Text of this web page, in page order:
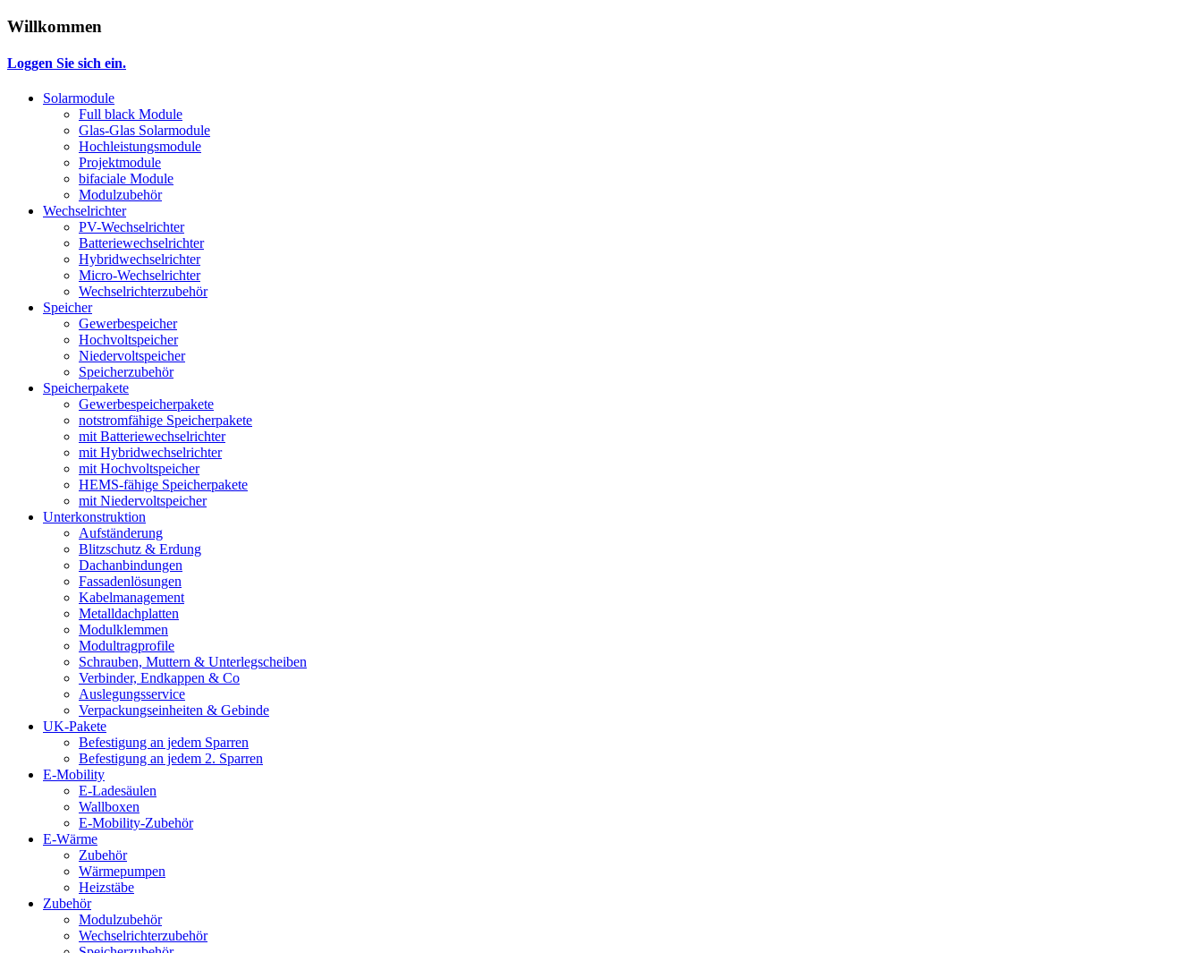
Willkommen
Loggen Sie sich ein.
Solarmodule
Full black Module
Glas-Glas Solarmodule
Hochleistungsmodule
Projektmodule
bifaciale Module
Modulzubehör
Wechselrichter
PV-Wechselrichter
Batteriewechselrichter
Hybridwechselrichter
Micro-Wechselrichter
Wechselrichterzubehör
Speicher
Gewerbespeicher
Hochvoltspeicher
Niedervoltspeicher
Speicherzubehör
Speicherpakete
Gewerbespeicherpakete
notstromfähige Speicherpakete
mit Batteriewechselrichter
mit Hybridwechselrichter
mit Hochvoltspeicher
HEMS-fähige Speicherpakete
mit Niedervoltspeicher
Unterkonstruktion
Aufständerung
Blitzschutz & Erdung
Dachanbindungen
Fassadenlösungen
Kabelmanagement
Metalldachplatten
Modulklemmen
Modultragprofile
Schrauben, Muttern & Unterlegscheiben
Verbinder, Endkappen & Co
Auslegungsservice
Verpackungseinheiten & Gebinde
UK-Pakete
Befestigung an jedem Sparren
Befestigung an jedem 2. Sparren
E-Mobility
E-Ladesäulen
Wallboxen
E-Mobility-Zubehör
E-Wärme
Zubehör
Wärmepumpen
Heizstäbe
Zubehör
Modulzubehör
Wechselrichterzubehör